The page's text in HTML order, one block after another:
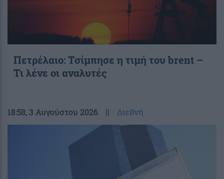
Πετρέλαιο: Τσίμπησε η τιμή του brent –
Τι λένε οι αναλυτές
18:58, 3 Αυγούστου 2026 || Διεθνή